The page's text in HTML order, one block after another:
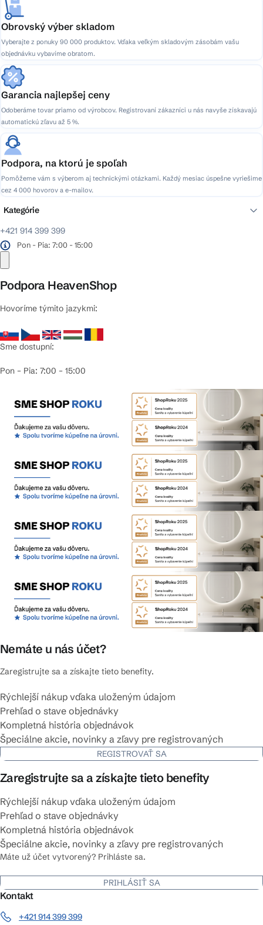
ý
p
s
u
Obrovský výber skladom
Vyberajte z ponuky 90 000 produktov. Vďaka veľkým skladovým zásobám vašu
objednávku vybavíme obratom.
Garancia najlepšej ceny
Odoberáme tovar priamo od výrobcov. Registrovaní zákazníci u nás navyše získavajú
automatickú zľavu až 5 %.
Podpora, na ktorú je spoľah
Pomôžeme vám s výberom aj technickými otázkami. Každý mesiac úspešne vyriešime
cez 4 000 hovorov a e-mailov.
+421 914 399 399
Pon - Pia: 7:00 - 15:00
Podpora HeavenShop
Hovoríme týmito jazykmi:
Sme dostupní:
Pon – Pia: 7:00 – 15:00
Nemáte u nás účet?
Zaregistrujte sa a získajte tieto benefity.
Rýchlejší nákup vďaka uloženým údajom
Prehľad o stave objednávky
Kompletná história objednávok
Špeciálne akcie, novinky a zľavy pre registrovaných
REGISTROVAŤ SA
Zaregistrujte sa a získajte tieto benefity
Rýchlejší nákup vďaka uloženým údajom
Prehľad o stave objednávky
Kompletná história objednávok
Špeciálne akcie, novinky a zľavy pre registrovaných
Máte už účet vytvorený? Prihláste sa.
PRIHLÁSIŤ SA
Kontakt
+421 914 399 399
Kategórie